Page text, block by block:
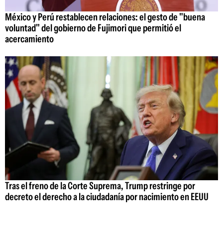
México y Perú restablecen relaciones: el gesto de "buena
voluntad" del gobierno de Fujimori que permitió el
acercamiento
Tras el freno de la Corte Suprema, Trump restringe por
decreto el derecho a la ciudadanía por nacimiento en EEUU